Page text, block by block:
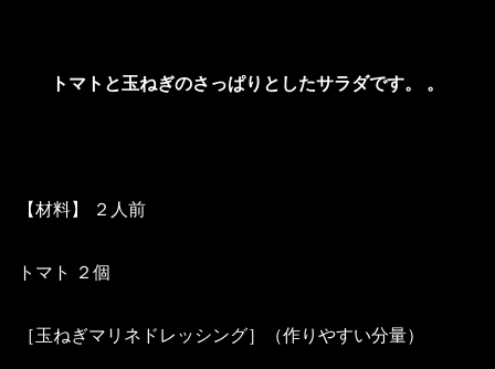
トマトと玉ねぎのさっぱりとしたサラダです。 。
【材料】 ２人前
トマト ２個
［玉ねぎマリネドレッシング］ （作りやすい分量）